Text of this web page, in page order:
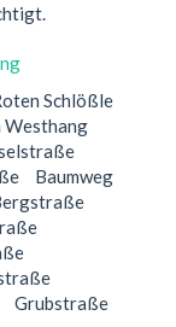
Schlößle
Westhang
Baumweg
Grubstraße